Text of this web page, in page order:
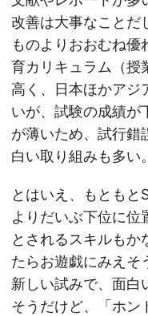
改善は大事なことだ
ものよりおおむね優
育カリキュラム（授
高く、日本ほかアジ
いが、試験の成績が
が薄いため、試行錯
白い取り組みも多い。
とはいえ、もともと
よりだいぶ下位に位
とされるスキルもか
たらお遊戯にみえそ
新しい試みで、面白
そうだけど、「ホン